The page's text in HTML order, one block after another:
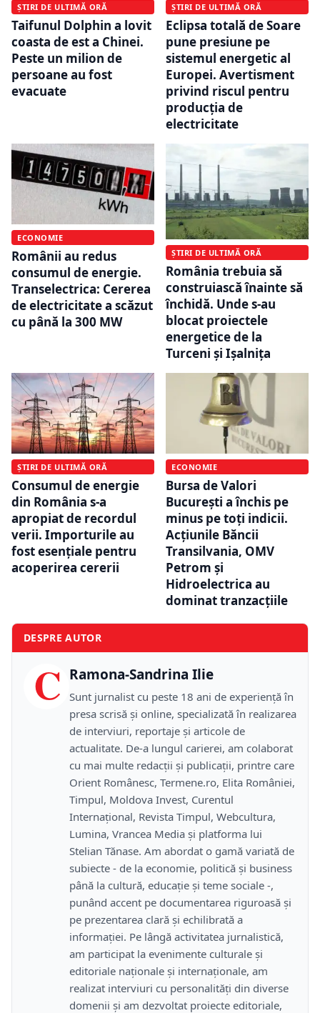
ȘTIRI DE ULTIMĂ ORĂ
Taifunul Dolphin a lovit
coasta de est a Chinei.
Peste un milion de
persoane au fost
evacuate
ȘTIRI DE ULTIMĂ ORĂ
Eclipsa totală de Soare
pune presiune pe
sistemul energetic al
Europei. Avertisment
privind riscul pentru
producția de
electricitate
ECONOMIE
Românii au redus
consumul de energie.
Transelectrica: Cererea
de electricitate a scăzut
cu până la 300 MW
ȘTIRI DE ULTIMĂ ORĂ
România trebuia să
construiască înainte să
închidă. Unde s-au
blocat proiectele
energetice de la
Turceni și Ișalnița
ȘTIRI DE ULTIMĂ ORĂ
Consumul de energie
din România s-a
apropiat de recordul
verii. Importurile au
fost esențiale pentru
acoperirea cererii
ECONOMIE
Bursa de Valori
București a închis pe
minus pe toți indicii.
Acțiunile Băncii
Transilvania, OMV
Petrom și
Hidroelectrica au
dominat tranzacțiile
DESPRE AUTOR
C Ramona-Sandrina Ilie
Sunt jurnalist cu peste 18 ani de experiență în
presa scrisă și online, specializată în realizarea
de interviuri, reportaje și articole de
actualitate. De-a lungul carierei, am colaborat
cu mai multe redacții și publicații, printre care
Orient Românesc, Termene.ro, Elita României,
Timpul, Moldova Invest, Curentul
Internațional, Revista Timpul, Webcultura,
Lumina, Vrancea Media și platforma lui
Stelian Tănase. Am abordat o gamă variată de
subiecte - de la economie, politică și business
până la cultură, educație și teme sociale -,
punând accent pe documentarea riguroasă și
pe prezentarea clară și echilibrată a
informației. Pe lângă activitatea jurnalistică,
am participat la evenimente culturale și
editoriale naționale și internaționale, am
realizat interviuri cu personalități din diverse
domenii și am dezvoltat proiecte editoriale,